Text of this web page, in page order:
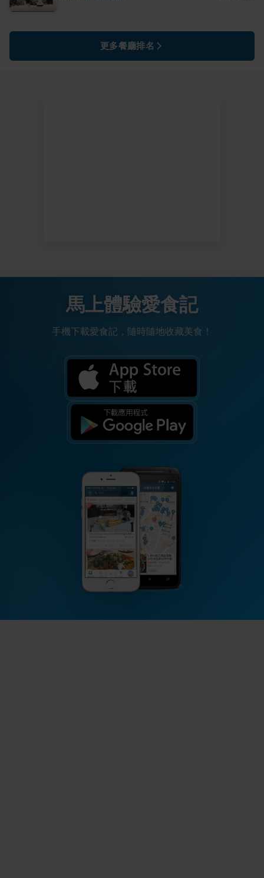
更多餐廳排名
馬上體驗愛食記
手機下載愛食記，隨時隨地收藏美食！